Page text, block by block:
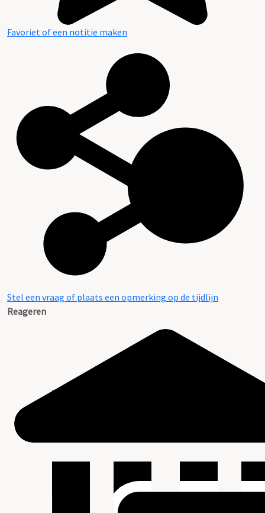
Favoriet of een notitie maken
Stel een vraag of plaats een opmerking op de tijdlijn
Reageren